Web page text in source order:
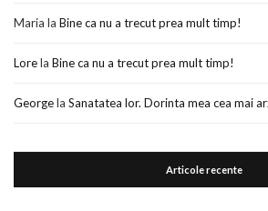
Maria la Bine ca nu a trecut prea mult timp!
Lorela Bine ca nu a trecut prea mult timp!
Georgela Sanatatea lor. Dorinta mea cea mai
Articole recente